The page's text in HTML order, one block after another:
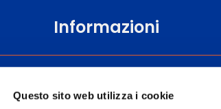
Questo sito web utilizza i cookie
Informazioni